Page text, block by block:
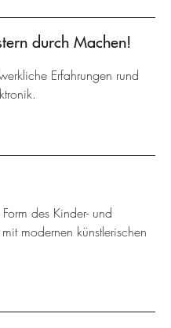
durch Machen!
Erfahrungen rund
des Kinder- und
modernen künstlerischen